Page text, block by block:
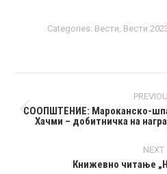
Categories: Вести, Вести
navigation
СООПШТЕНИЕ: Мароканско-
Хачми – добитничка на
NEXT
Книжевно читање